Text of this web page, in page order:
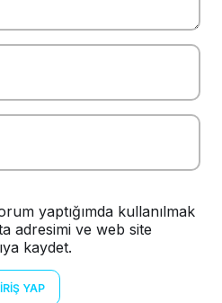
yaptığımda kullanılmak
adresimi ve web site
kaydet.
YAP